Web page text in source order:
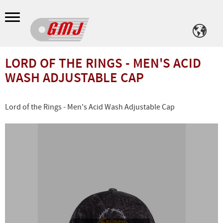
Meny
LORD OF THE RINGS - MEN'S ACID
WASH ADJUSTABLE CAP
Lord of the Rings - Men's Acid Wash Adjustable Cap